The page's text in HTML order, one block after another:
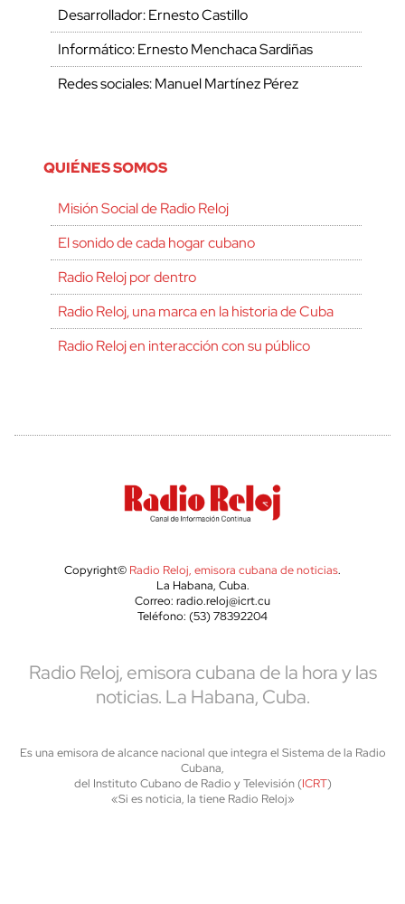
Desarrollador: Ernesto Castillo
Informático: Ernesto Menchaca Sardiñas
Redes sociales: Manuel Martínez Pérez
QUIÉNES SOMOS
Misión Social de Radio Reloj
El sonido de cada hogar cubano
Radio Reloj por dentro
Radio Reloj, una marca en la historia de Cuba
Radio Reloj en interacción con su público
Copyright© Radio Reloj, emisora cubana de noticias.
La Habana, Cuba.
Correo: radio.reloj@icrt.cu
Teléfono: (53) 78392204
Radio Reloj, emisora cubana de la hora y las
noticias. La Habana, Cuba.
Es una emisora de alcance nacional que integra el Sistema de la Radio
Cubana,
del Instituto Cubano de Radio y Televisión (ICRT)
«Si es noticia, la tiene Radio Reloj»